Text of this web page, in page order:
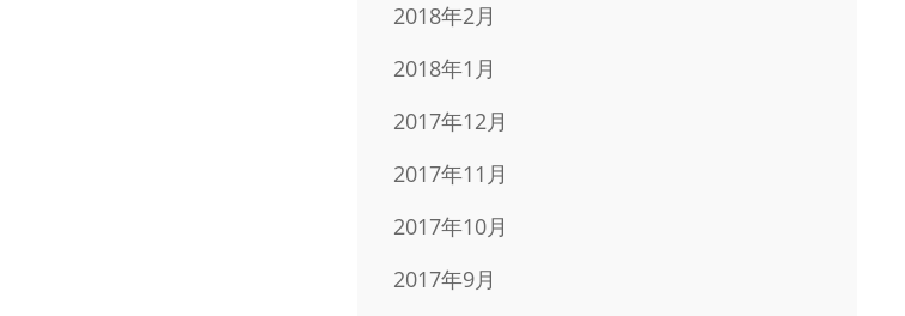
2018年2月
2018年1月
2017年12月
2017年11月
2017年10月
2017年9月